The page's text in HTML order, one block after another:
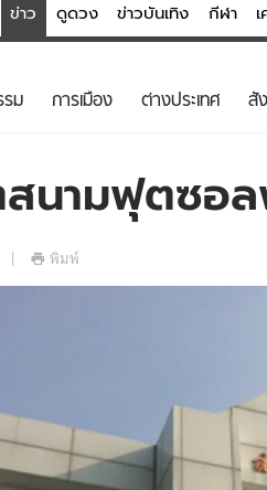
ข่าว ดูดวง ข่าวบันเทิง กีฬา
ดูดวง - ตรวจ
สถิติหวยไทย
ม การเมือง ต่างประเทศ สั
นามฟุตซอล
พิมพ์